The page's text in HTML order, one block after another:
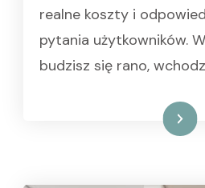
realne koszty i
pytania użytkowników.
budzisz się rano,
Czytaj dalej